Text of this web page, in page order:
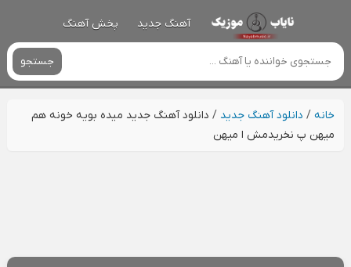
آهنگ جدید پخش آهنگ
جستجو
خانه/ دانلود آهنگ جدید / دانلود آهنگ جدید میده بویه خونه هم
میهن پ نخریدمش ا میهن